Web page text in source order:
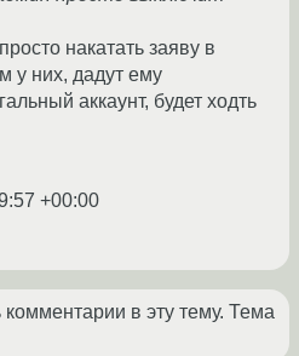
накатать заяву в
у них, дадут ему
аккаунт, будет ходть
+00:00
в эту тему. Тема